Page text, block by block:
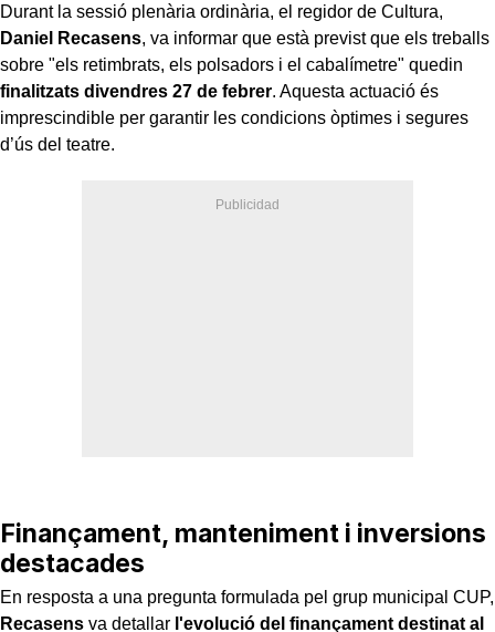
Durant la sessió plenària ordinària, el regidor de Cultura,
Daniel Recasens, va informar que està previst que els treballs
sobre "els retimbrats, els polsadors i el cabalímetre" quedin
finalitzats divendres 27 de febrer. Aquesta actuació és
imprescindible per garantir les condicions òptimes i segures
d’ús del teatre.
Finançament, manteniment i inversions
destacades
En resposta a una pregunta formulada pel grup municipal CUP,
Recasens va detallar l'evolució del finançament destinat al